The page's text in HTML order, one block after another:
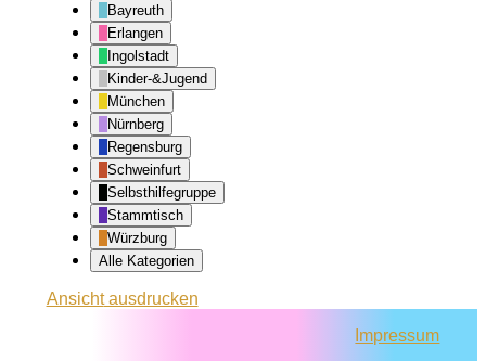
Bayreuth
Erlangen
Ingolstadt
Kinder-&Jugend
München
Nürnberg
Regensburg
Schweinfurt
Selbsthilfegruppe
Stammtisch
Würzburg
Alle Kategorien
Ansichtausdrucken
Impressum